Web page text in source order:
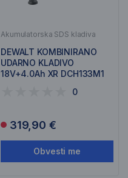
Akumulatorska SDS kladiva
DEWALT KOMBINIRANO
UDARNO KLADIVO
18V+4.0Ah XR DCH133M1
0
319,90 €
Obvesti me